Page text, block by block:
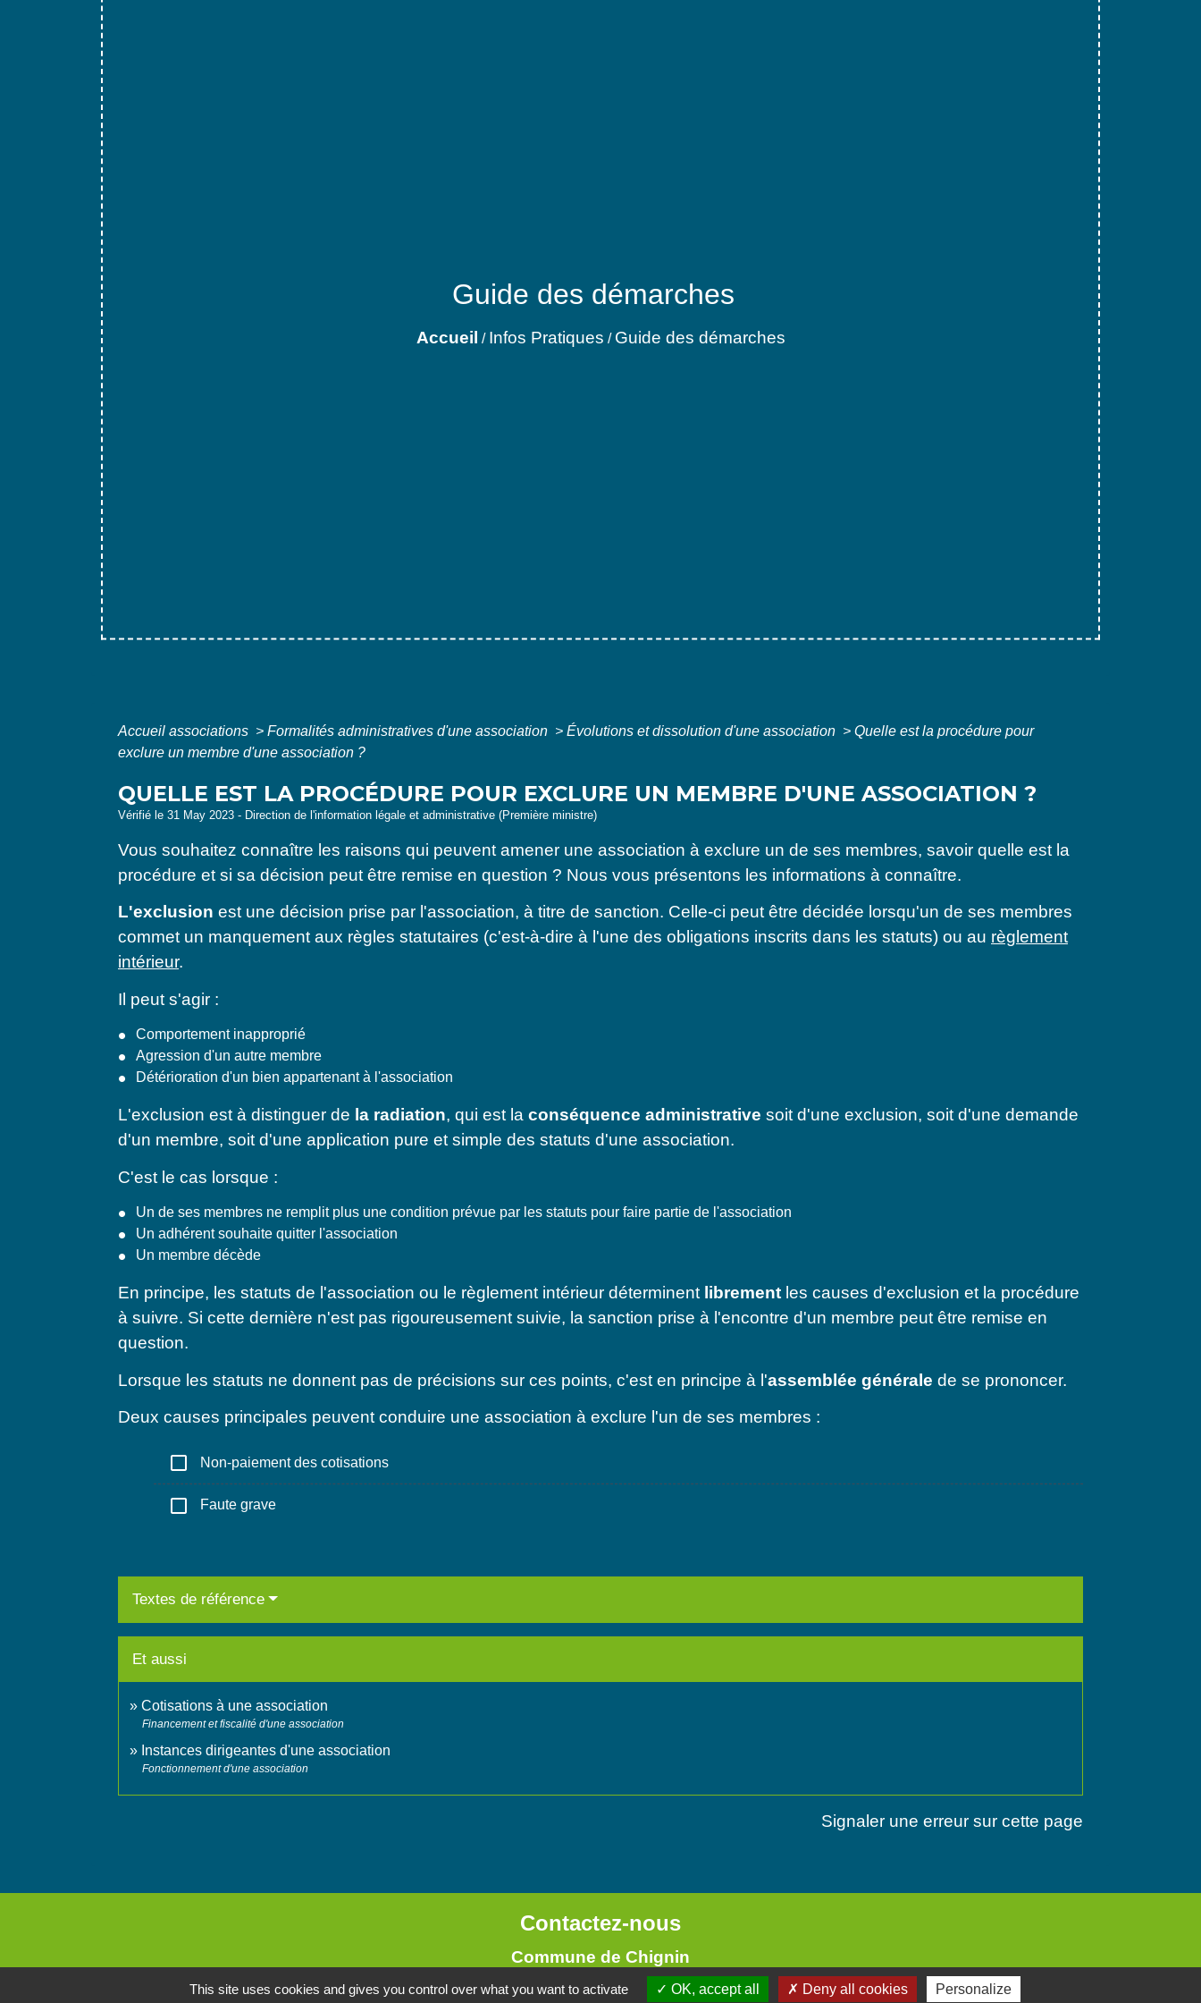
Guide des démarches
Accueil / Infos Pratiques / Guide des démarches
Accueil associations > Formalités administratives d'une association > Évolutions et dissolution d'une association > Quelle est la procédure pour
exclure un membre d'une association ?
QUELLE EST LA PROCÉDURE POUR EXCLURE UN MEMBRE D'UNE ASSOCIATION ?
Vérifié le 31 May 2023 - Direction de l'information légale et administrative (Première ministre)
Vous souhaitez connaître les raisons qui peuvent amener une association à exclure un de ses membres, savoir quelle est la
procédure et si sa décision peut être remise en question ? Nous vous présentons les informations à connaître.
L'exclusion est une décision prise par l'association, à titre de sanction. Celle-ci peut être décidée lorsqu'un de ses membres
commet un manquement aux règles statutaires (c'est-à-dire à l'une des obligations inscrits dans les statuts) ou au règlement
intérieur.
Il peut s'agir :
Comportement inapproprié
Agression d'un autre membre
Détérioration d'un bien appartenant à l'association
L'exclusion est à distinguer de la radiation, qui est la conséquence administrative soit d'une exclusion, soit d'une demande
d'un membre, soit d'une application pure et simple des statuts d'une association.
C'est le cas lorsque :
Un de ses membres ne remplit plus une condition prévue par les statuts pour faire partie de l'association
Un adhérent souhaite quitter l'association
Un membre décède
En principe, les statuts de l'association ou le règlement intérieur déterminent librement les causes d'exclusion et la procédure
à suivre. Si cette dernière n'est pas rigoureusement suivie, la sanction prise à l'encontre d'un membre peut être remise en
question.
Lorsque les statuts ne donnent pas de précisions sur ces points, c'est en principe à l'assemblée générale de se prononcer.
Deux causes principales peuvent conduire une association à exclure l'un de ses membres :
check_box_outline_blank Non-paiement des cotisations
check_box_outline_blank Faute grave
Textes de référence
Et aussi
Cotisations à une association
Financement et fiscalité d'une association
Instances dirigeantes d'une association
Fonctionnement d'une association
Signaler une erreur sur cette page
Contactez-nous
Commune de Chignin
52 Place de la Mairie - Le Chef Lieu
This site uses cookies and gives you control over what you want to activate OK, accept all Deny all cookies Personalize